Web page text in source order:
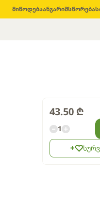
მიწოდებაანგარიშსწორება
43.50₾
1